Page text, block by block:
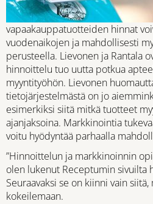
vapaakauppatuotteiden hinnat
vuodenaikojen ja mahdollisesti
perusteella. Lievonen ja Rantala
hinnoittelu tuo uutta potkua
myyntityöhön. Lievonen
tietojärjestelmästä on jo
esimerkiksi siitä mitkä tuotteet
ajanjaksoina. Markkinointia
voitu hyödyntää parhaalla
”Hinnoittelun ja markkinoinnin
olen lukenut Receptumin sivuilta
Seuraavaksi se on kiinni vain
kokeilemaan.